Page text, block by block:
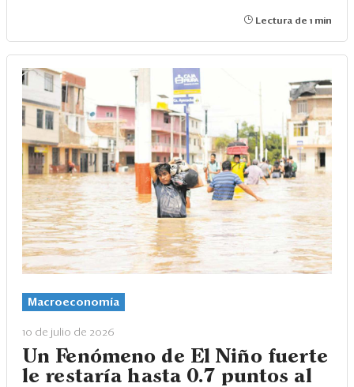
Lectura de 1 min
Macroeconomía
10 de julio de 2026
Un Fenómeno de El Niño fuerte
le restaría hasta 0.7 puntos al